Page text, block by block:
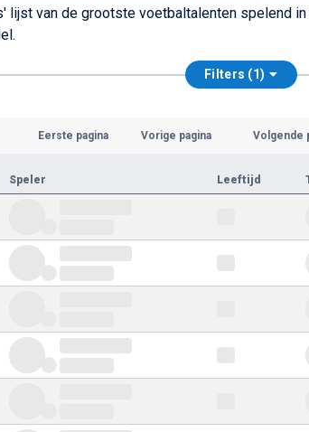
lijst van de grootste voetbaltalenten spelend in
Filters (1)
Eerste pagina Vorige pagina Volgende
Speler Leeftijd